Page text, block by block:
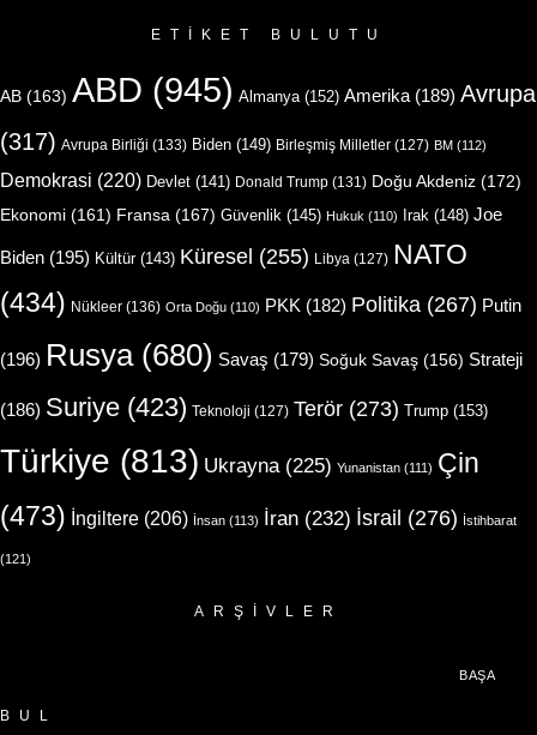
ETIKET BULUTU
AB (163) ABD (945) Almanya (152) Amerika (189) Avrupa
(317) Avrupa Birliği (133) Biden (149) Birleşmiş Milletler (127) BM (112)
Demokrasi (220) Devlet (141) Donald Trump (131) Doğu Akdeniz (172)
Ekonomi (161) Fransa (167) Güvenlik (145) Hukuk (110) Irak (148) Joe
Biden (195) Kültür(143) Küresel (255) Libya (127) NATO
(434) Nükleer (136) Orta Doğu (110) PKK (182) Politika (267) Putin
(196) Rusya(680) Savaş (179) Soğuk Savaş (156) Strateji
(186) Suriye (423) Teknoloji (127) Terör (273) Trump (153)
Türkiye (813) Ukrayna (225) Yunanistan (111) Çin
(473) İngiltere (206) İnsan (113) İran (232) İsrail (276) İstihbarat
(121)
ARŞIVLER
BUL
BAŞA